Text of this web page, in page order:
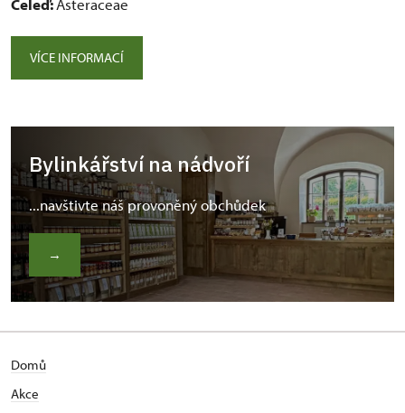
Čeleď:Asteraceae
VÍCE INFORMACÍ
Bylinkářství na nádvoří
...navštivte náš provoněný obchůdek
→
Domů
Akce